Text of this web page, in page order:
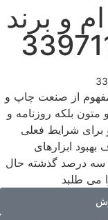
و برند
از صنعت چاپ و
متون بلکه روزنامه و
شرایط فعلی
بهبود ابزارهای
سه درصد گذشته حال
می طلبد